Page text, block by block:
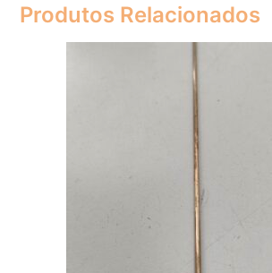
Produtos Relacionados